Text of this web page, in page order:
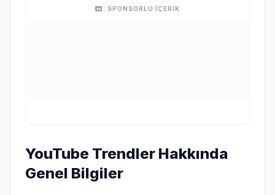
SPONSORLU İÇERİK
YouTube Trendler Hakkında
Genel Bilgiler